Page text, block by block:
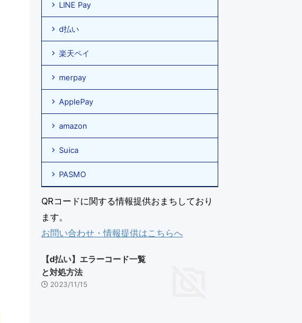
LINE Pay
d払い
楽天ペイ
merpay
ApplePay
amazon
Suica
PASMO
QRコードに関する情報提供おまちしており
ます。
お問い合わせ・情報提供はこちらへ
【d払い】エラーコード一覧
と対処方法
2023/11/15